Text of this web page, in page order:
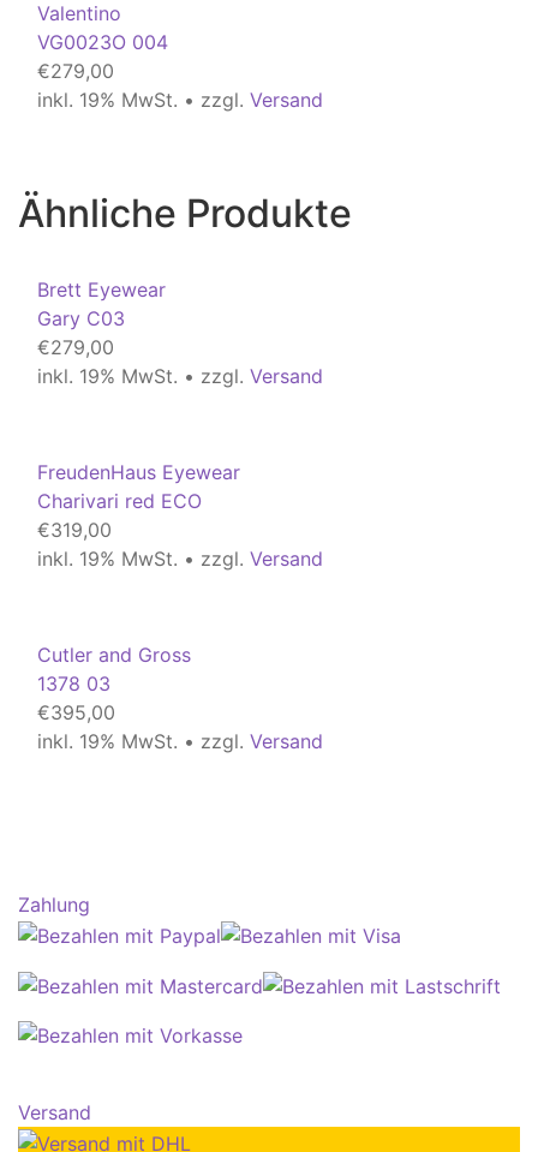
Valentino
VG0023O 004
€279,00
inkl. 19% MwSt. • zzgl. Versand
Ähnliche Produkte
Brett Eyewear
Gary C03
€279,00
inkl. 19% MwSt. • zzgl. Versand
FreudenHaus Eyewear
Charivari red ECO
€319,00
inkl. 19% MwSt. • zzgl. Versand
Cutler and Gross
1378 03
€395,00
inkl. 19% MwSt. • zzgl. Versand
Zahlung
Versand